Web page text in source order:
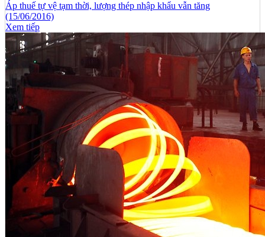
Áp thuế tự vệ tạm thời, lượng thép nhập khẩu vẫn tăng
(15/06/2016)
Xem tiếp